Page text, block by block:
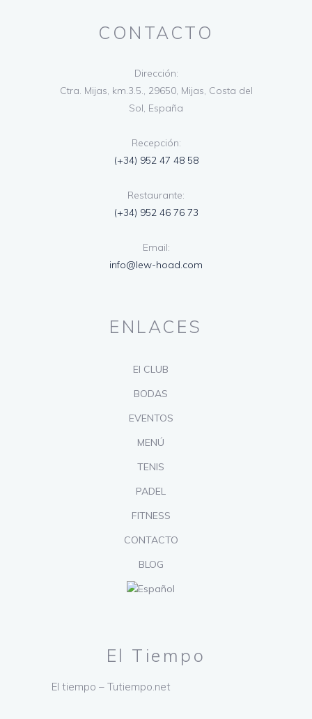
CONTACTO
Dirección:
Ctra. Mijas, km.3.5., 29650, Mijas, Costa del
Sol, España
Recepción:
(+34) 952 47 48 58
Restaurante:
(+34) 952 46 76 73
Email:
info@lew-hoad.com
ENLACES
El CLUB
BODAS
EVENTOS
MENÚ
TENIS
PADEL
FITNESS
CONTACTO
BLOG
El Tiempo
El tiempo – Tutiempo.net